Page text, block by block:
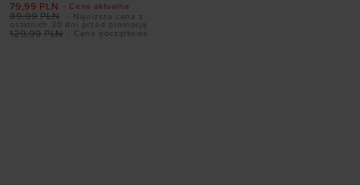
- Cena aktualna
79,99 PLN
- Cena początkowa
129,99 PLN
89,99 PLN
- Najniższa cena z
ostatnich 30 dni przed promocją